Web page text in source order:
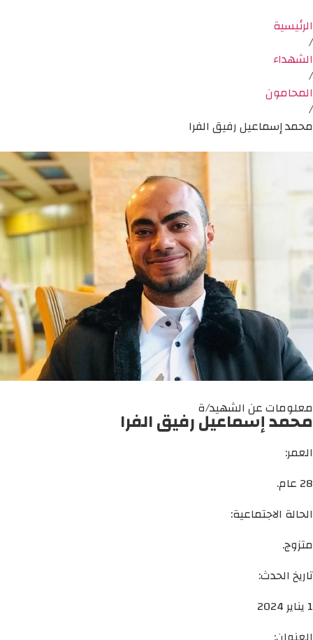
الرئيسية
/
الشهداء
/
المحامون
/
محمد إسماعيل رفيق الفرا
معلومات عن الشهيد/ة
محمد إسماعيل رفيق الفرا
العمر:
28 عام.
الحالة الاجتماعية:
متزوج.
تاريخ الحدث:
1 يناير 2024